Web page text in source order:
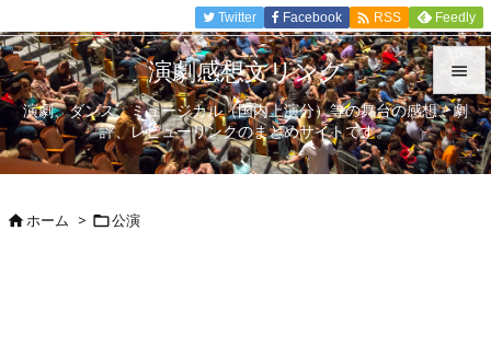


メニュ

Twitter Facebook  RSS Feedly
演劇感想文リンク
演劇、ダンス、ミュージカル（国内上演分）等の舞台の感想、劇
評、レビューリンクのまとめサイトです。
ホーム > 公演